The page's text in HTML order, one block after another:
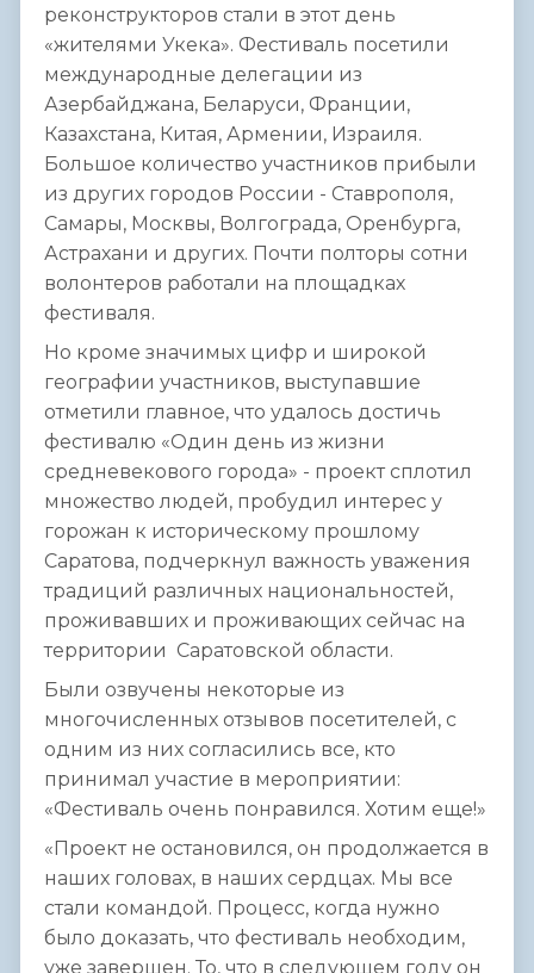
реконструкторов стали в этот день
«жителями Укека». Фестиваль посетили
международные делегации из
Азербайджана, Беларуси, Франции,
Казахстана, Китая, Армении, Израиля.
Большое количество участников прибыли
из других городов России - Ставрополя,
Самары, Москвы, Волгограда, Оренбурга,
Астрахани и других. Почти полторы сотни
волонтеров работали на площадках
фестиваля.
Но кроме значимых цифр и широкой
географии участников, выступавшие
отметили главное, что удалось достичь
фестивалю «Один день из жизни
средневекового города» - проект сплотил
множество людей, пробудил интерес у
горожан к историческому прошлому
Саратова, подчеркнул важность уважения
традиций различных национальностей,
проживавших и проживающих сейчас на
территории Саратовской области.
Были озвучены некоторые из
многочисленных отзывов посетителей, с
одним из них согласились все, кто
принимал участие в мероприятии:
«Фестиваль очень понравился. Хотим еще!»
«Проект не остановился, он продолжается в
наших головах, в наших сердцах. Мы все
стали командой. Процесс, когда нужно
было доказать, что фестиваль необходим,
уже завершен. То, что в следующем году он